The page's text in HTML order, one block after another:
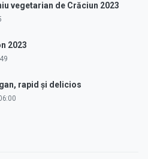
vegetarian de Crăciun 2023
2023
rapid și delicios